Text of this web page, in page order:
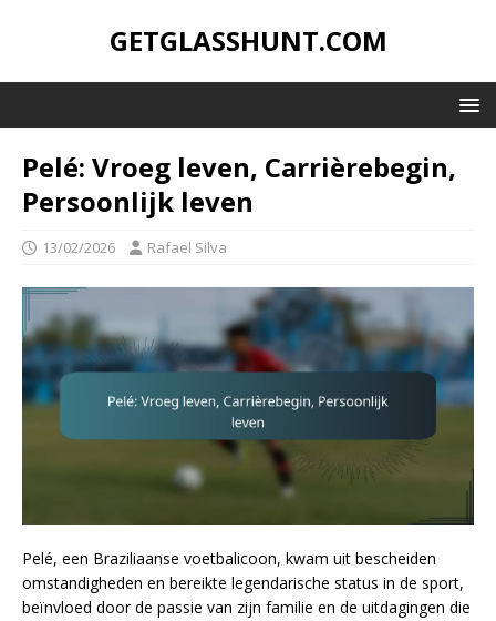
GETGLASSHUNT.COM
Pelé: Vroeg leven, Carrièrebegin,
Persoonlijk leven
13/02/2026 Rafael Silva
Pelé, een Braziliaanse voetbalicoon, kwam uit bescheiden
omstandigheden en bereikte legendarische status in de sport,
beïnvloed door de passie van zijn familie en de uitdagingen die